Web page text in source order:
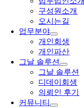
구성원소개
오시는길
업무분야
개인회생
개인파산
그날 솔루션
그날 솔루션
디데이회생
의뢰인 후기
커뮤니티